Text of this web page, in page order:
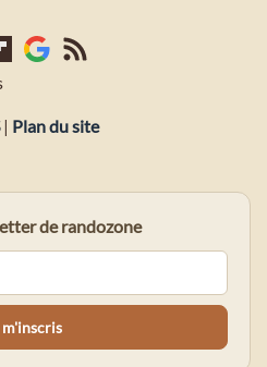
| Plan du site
de randozone